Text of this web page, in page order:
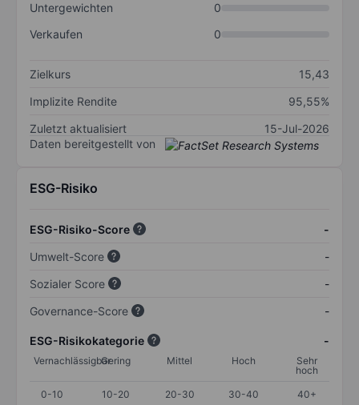
Untergewichten
0
Verkaufen
0
Zielkurs
15,43
Implizite Rendite
95,55%
Zuletzt aktualisiert
15-Jul-2026
Daten bereitgestellt von
ESG-Risiko
ESG-Risiko-Score
-
Umwelt-Score
-
Sozialer Score
-
Governance-Score
-
ESG-Risikokategorie -
VernachlässigbarGering Mittel Hoch
Sehr
hoch
0-10
10-20 20-30 30-40 40+